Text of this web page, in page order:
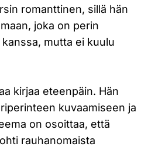
romanttinen, sillä hän
joka on perin
mutta ei kuulu
kirjaa eteenpäin. Hän
kuvaamiseen ja
on osoittaa, että
rauhanomaista